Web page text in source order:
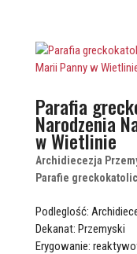
Parafia
Narodzenia
w Wietlinie
Archidiecezja
Parafie
Podleglość:
Dekanat: Przemyski
Erygowanie: